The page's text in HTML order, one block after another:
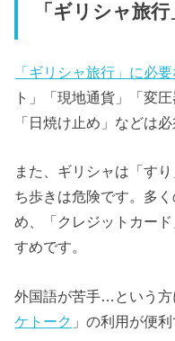
「ギリシャ旅
「ギリシャ旅行」に必
ト」「現地通貨」「変
「日焼け止め」などは
また、ギリシャは「す
ち歩きは危険です。多
め、「クレジットカー
すめです。
外国語が苦手…という方
ケトーク 」の利用が便利